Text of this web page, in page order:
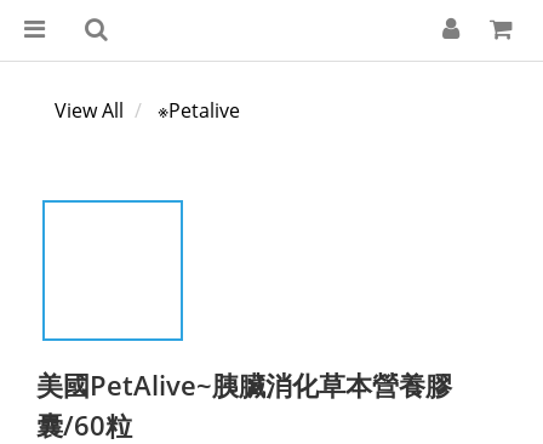
View All ※Petalive
美國PetAlive~胰臟消化草本營養膠
囊/60粒